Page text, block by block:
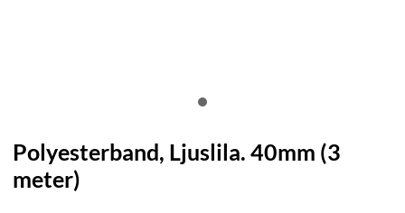
Polyesterband, Ljuslila. 40mm (3
meter)